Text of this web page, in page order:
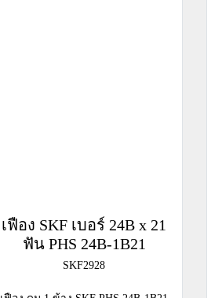
เฟือง SKF เบอร์ 24B x 21
ฟัน PHS 24B-1B21
SKF2928